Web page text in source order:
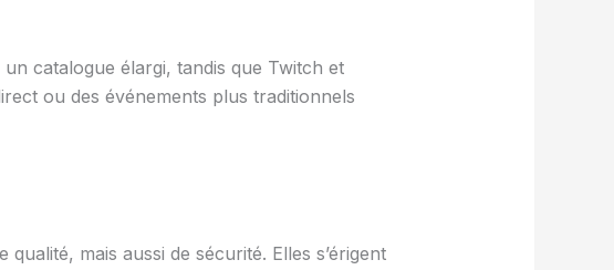
catalogue élargi, tandis que Twitch et
ou des événements plus traditionnels
mais aussi de sécurité. Elles s’érigent